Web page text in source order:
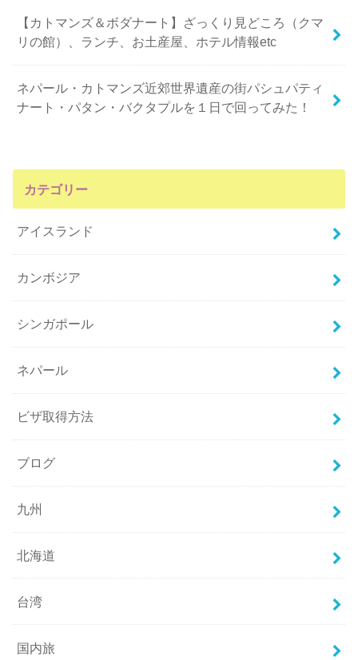
【カトマンズ＆ボダナート】ざっくり見どころ（クマ
リの館）、ランチ、お土産屋、ホテル情報etc
ネパール・カトマンズ近郊世界遺産の街パシュパティ
ナート・パタン・バクタプルを１日で回ってみた！
カテゴリー
アイスランド
カンボジア
シンガポール
ネパール
ビザ取得方法
ブログ
九州
北海道
台湾
国内旅